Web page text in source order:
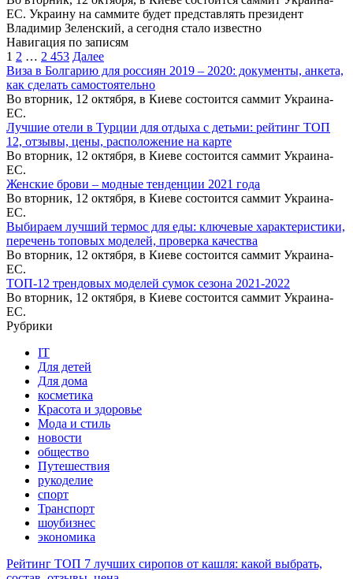
ЕС. Украину на саммите будет представлять президент
Владимир Зеленский, а сегодня стало известно
Навигация по записям
1 2 … 2 453 Далее
Виза в Болгарию для россиян 2019 – 2020: документы, анкета,
как сделать самостоятельно
Во вторник, 12 октября, в Киеве состоится саммит Украина-
ЕС.
Лучшие отели в Турции для отдыха с детьми: рейтинг ТОП
12, отзывы, цены, расположение на карте
Во вторник, 12 октября, в Киеве состоится саммит Украина-
ЕС.
Женские брови – модные тенденции 2021 года
Во вторник, 12 октября, в Киеве состоится саммит Украина-
ЕС.
Выбираем лучший термос для еды: ключевые характеристики,
перечень топовых моделей, проверка качества
Во вторник, 12 октября, в Киеве состоится саммит Украина-
ЕС.
ТОП-12 трендовых моделей сумок сезона 2021-2022
Во вторник, 12 октября, в Киеве состоится саммит Украина-
ЕС.
Рубрики
IT
Для детей
Для дома
косметика
Красота и здоровье
Мода и стиль
новости
общество
Путешествия
рукоделие
спорт
Транспорт
шоубизнес
экономика
Рейтинг ТОП 7 лучших сиропов от кашля: какой выбрать,